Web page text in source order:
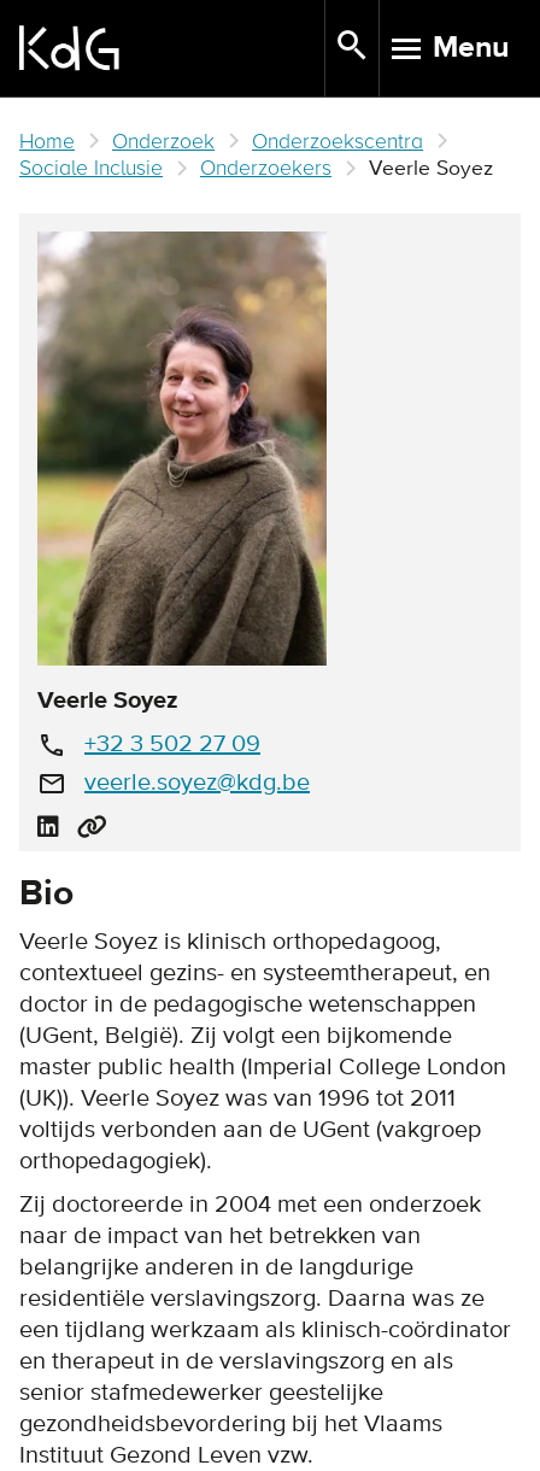
main
TOGGLE
Menu
Home Onderzoek
Onderzoekscentra
Sociale Inclusie
Onderzoekers Veerle Soyez
Veerle Soyez
call
+32 3 502 27 09
email
veerle.soyez@kdg.be
Bio
Veerle Soyez is klinisch orthopedagoog,
contextueel gezins- en systeemtherapeut, en
doctor in de pedagogische wetenschappen
(UGent, België). Zij volgt een bijkomende
master public health (Imperial College London
(UK)). Veerle Soyez was van 1996 tot 2011
voltijds verbonden aan de UGent (vakgroep
orthopedagogiek).
Zij doctoreerde in 2004 met een onderzoek
naar de impact van het betrekken van
belangrijke anderen in de langdurige
residentiële verslavingszorg. Daarna was ze
een tijdlang werkzaam als klinisch-coördinator
en therapeut in de verslavingszorg en als
senior stafmedewerker geestelijke
gezondheidsbevordering bij het Vlaams
Instituut Gezond Leven vzw.